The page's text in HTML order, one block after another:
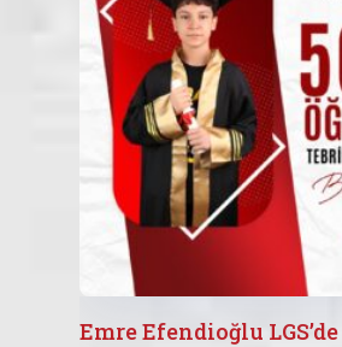
Emre Efendioğlu